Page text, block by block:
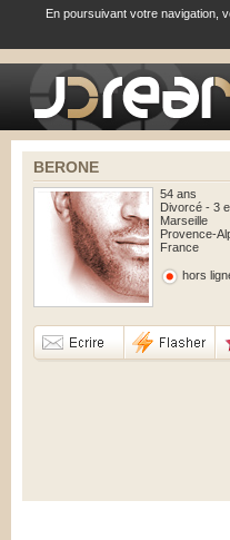
En poursuivant votre navigation,
BERONE
54 ans
Divorcé - 3
Marseille
Provence-
France
hors